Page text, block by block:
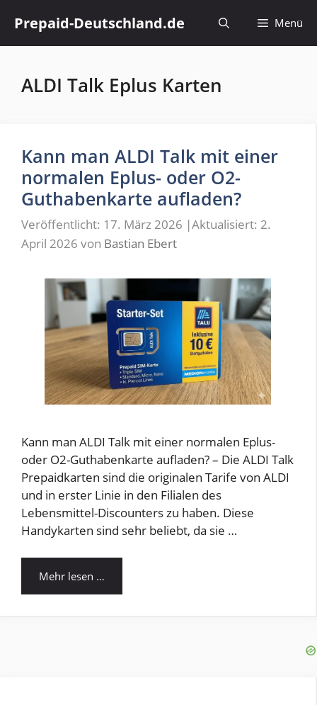
Inhalt
springen
Prepaid-Deutschland.de Menü
ALDI Talk Eplus Karten
Kann man ALDI Talk mit einer
normalen Eplus- oder O2-
Guthabenkarte aufladen?
Veröffentlicht: 17. März 2026 |Aktualisiert: 2.
April 2026 von Bastian Ebert
Kann man ALDI Talk mit einer normalen Eplus-
oder O2-Guthabenkarte aufladen? – Die ALDI Talk
Prepaidkarten sind die originalen Tarife von ALDI
und in erster Linie in den Filialen des
Lebensmittel-Discounters zu haben. Diese
Handykarten sind sehr beliebt, da sie …
Mehr lesen …